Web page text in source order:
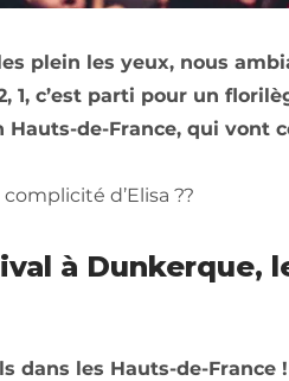
plein les yeux, nous
1, c’est parti pour un
de-France, qui vont
d’Elisa ??
à Dunkerque,
dans les Hauts-de-France